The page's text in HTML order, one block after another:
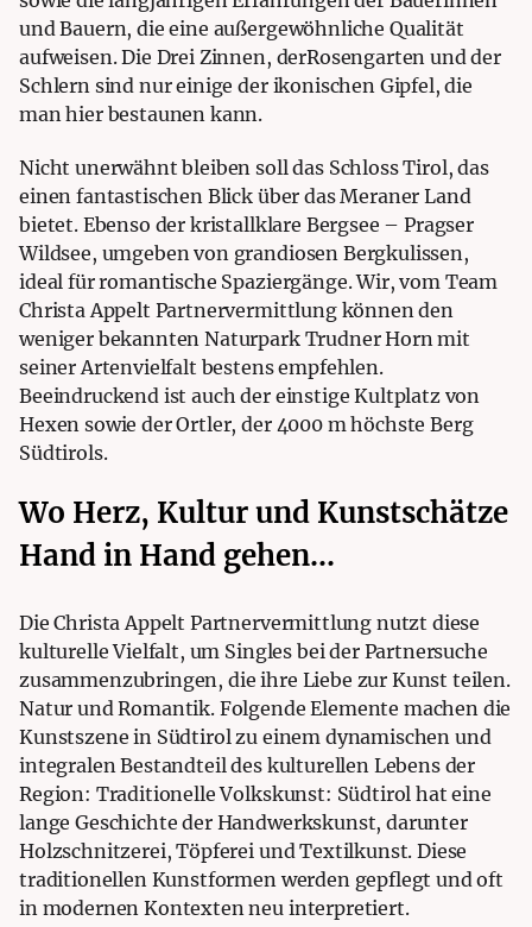
und Bauern, die eine außergewöhnliche Qualität
aufweisen. Die Drei Zinnen, derRosengarten und der
Schlern sind nur einige der ikonischen Gipfel, die
man hier bestaunen kann.
Nicht unerwähnt bleiben soll das Schloss Tirol, das
einen fantastischen Blick über das Meraner Land
bietet. Ebenso der kristallklare Bergsee – Pragser
Wildsee, umgeben von grandiosen Bergkulissen,
ideal für romantische Spaziergänge. Wir, vom Team
Christa Appelt Partnervermittlung können den
weniger bekannten Naturpark Trudner Horn mit
seiner Artenvielfalt bestens empfehlen.
Beeindruckend ist auch der einstige Kultplatz von
Hexen sowie der Ortler, der 4000 m höchste Berg
Südtirols.
Wo Herz, Kultur und Kunstschätze
Hand in Hand gehen…
Die Christa Appelt Partnervermittlung nutzt diese
kulturelle Vielfalt, um Singles bei der Partnersuche
zusammenzubringen, die ihre Liebe zur Kunst teilen.
Natur und Romantik. Folgende Elemente machen die
Kunstszene in Südtirol zu einem dynamischen und
integralen Bestandteil des kulturellen Lebens der
Region: Traditionelle Volkskunst: Südtirol hat eine
lange Geschichte der Handwerkskunst, darunter
Holzschnitzerei, Töpferei und Textilkunst. Diese
traditionellen Kunstformen werden gepflegt und oft
in modernen Kontexten neu interpretiert.